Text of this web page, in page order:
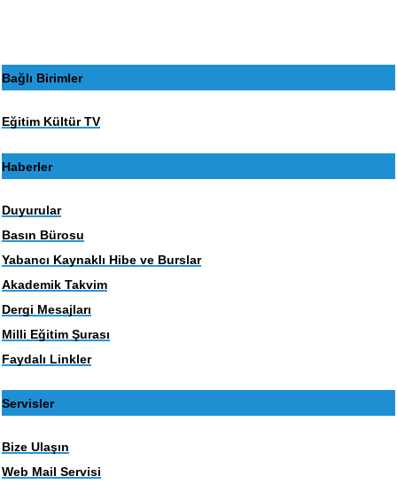
Bağlı Birimler
Eğitim Kültür TV
Haberler
Duyurular
Basın Bürosu
Yabancı Kaynaklı Hibe ve Burslar
Akademik Takvim
Dergi Mesajları
Milli Eğitim Şurası
Faydalı Linkler
Servisler
Bize Ulaşın
Web Mail Servisi